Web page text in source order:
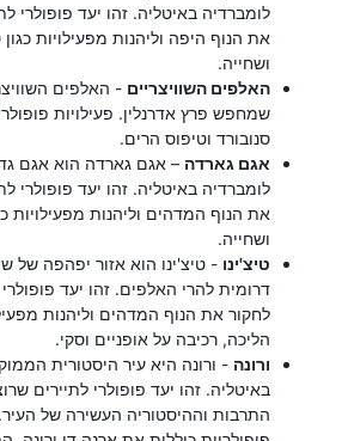
לומברדיה באיטליה. זהו יעד פופולרי
את הנוף היפה וליהנות מפעילויות
ושחייה.
האלפים השוויצריים - האלפים
שמחפש פרץ אדרנלין. פעילויות
סנובורד וטיפוס הרים.
אגם גארדה – אגם גארדה הוא אגם
לומברדיה באיטליה. זהו יעד פופולרי
את הנוף המדהים וליהנות מפעילויות
ושחייה.
טיצ'ינו - טיצ'ינו הוא אזור יפהפה של
דרומית להרי האלפים. זהו יעד
לחקור את הנוף המדהים וליהנות
הליכה, רכיבה על אופניים וסקי.
ורונה - ורונה היא עיר היסטורית
באיטליה. זהו יעד פופולרי לתיירים
התרבות וההיסטוריה העשירה של